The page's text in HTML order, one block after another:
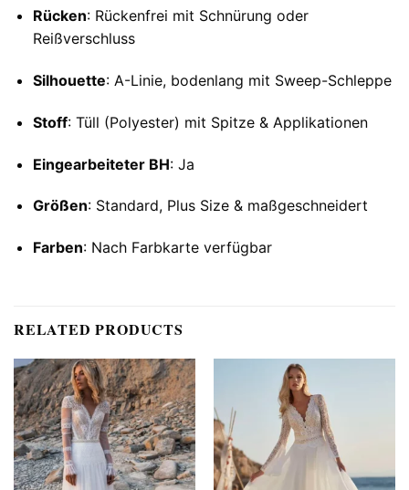
Rücken: Rückenfrei mit Schnürung oder
Reißverschluss
Silhouette: A-Linie, bodenlang mit Sweep-Schleppe
Stoff: Tüll (Polyester) mit Spitze & Applikationen
Eingearbeiteter BH: Ja
Größen: Standard, Plus Size & maßgeschneidert
Farben: Nach Farbkarte verfügbar
RELATED PRODUCTS